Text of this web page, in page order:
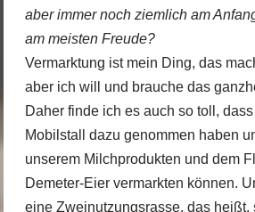
aber immer noch ziemlich am
am meisten Freude?
Vermarktung ist mein Ding, das
aber ich will und brauche das
Daher finde ich es auch so toll,
Mobilstall dazu genommen haben
unserem Milchprodukten und dem
Demeter-Eier vermarkten können.
eine Zweinutzungsrasse, das heißt,